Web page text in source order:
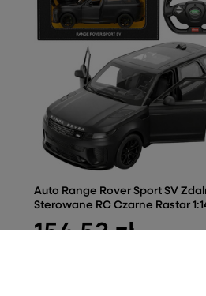
Auto Range Rover Sport SV
Sterowane RC Czarne Rastar
154,53 zł